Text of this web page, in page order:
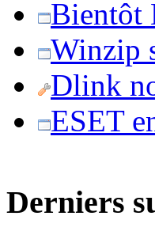
Bientôt
Winzip
Dlink
ESET
Derniers